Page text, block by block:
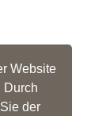
Website
Durch
der